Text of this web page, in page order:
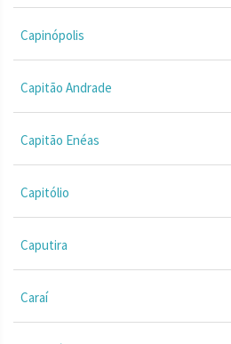
Capinópolis
Capitão Andrade
Capitão Enéas
Capitólio
Caputira
Caraí